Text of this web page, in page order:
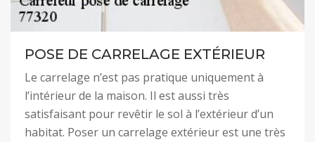
POSE DE CARRELAGE EXTÉRIEUR
Le carrelage n’est pas pratique uniquement à
l’intérieur de la maison. Il est aussi très
satisfaisant pour revêtir le sol à l’extérieur d’un
habitat. Poser un carrelage extérieur est une très